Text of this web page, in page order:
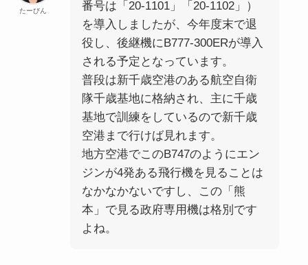
たーびん
番号は「20-1101」「20-1102」）
を導入しましたが、今年度末で退
役し、後継機にB777-300ERが導入
される予定となっています。
普段は新千歳空港のある航空自衛
隊千歳基地に格納され、主に千歳
基地で訓練をしているので新千歳
空港まで行けば見れます。
地方空港でこのB747のようにエン
ジンが4発ある飛行機を見ることは
なかなかないですし、この「熊
本」で見る政府専用機は格別です
よね。